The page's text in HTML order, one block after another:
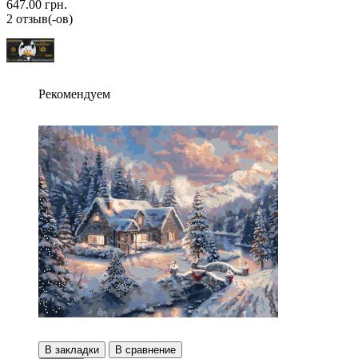
647.00 грн.
2 отзыв(-ов)
Рекомендуем
В закладки
В сравнение